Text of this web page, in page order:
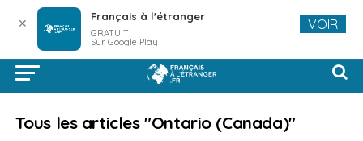
Tous les articles "Ontario (Canada)"
✕ Français à l'étranger
GRATUIT
Sur Google Play
VOIR